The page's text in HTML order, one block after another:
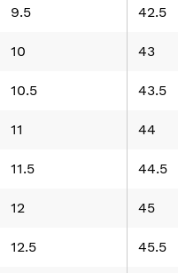
9.5 42.5
10 43
10.5 43.5
11 44
11.5 44.5
12 45
12.5 45.5